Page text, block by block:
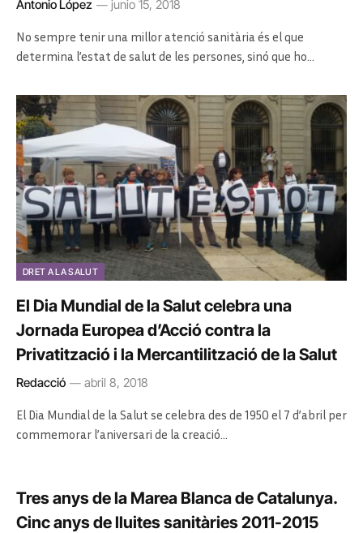
Antonio López junio 15, 2018
No sempre tenir una millor atenció sanitària és el que
determina l’estat de salut de les persones, sinó que ho…
DRET A LA SALUT
El Dia Mundial de la Salut celebra una
Jornada Europea d’Acció contra la
Privatització i la Mercantilització de la Salut
Redacció abril 8, 2018
El Dia Mundial de la Salut se celebra des de 1950 el 7 d’abril per
commemorar l’aniversari de la creació…
Tres anys de la Marea Blanca de Catalunya.
Cinc anys de lluites sanitàries 2011-2015